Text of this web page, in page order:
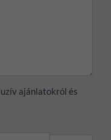
ajánlatokról és